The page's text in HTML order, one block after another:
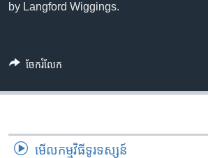
by Langford Wiggings.
ចែករំលែក
មើល​កម្មវិធី​ទូរទស្សន៍